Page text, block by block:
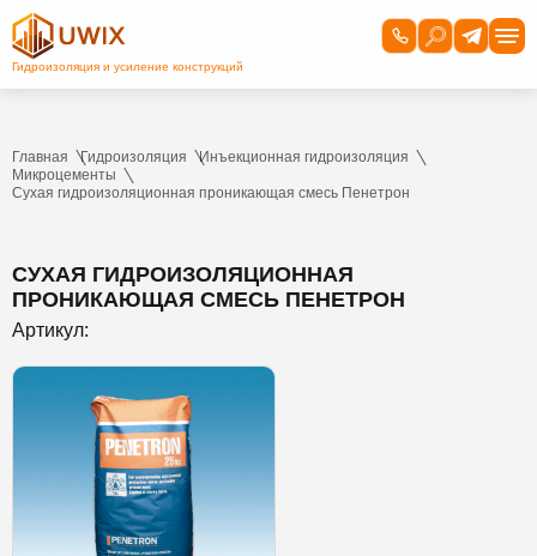
Главная Гидроизоляция
Инъекционная гидроизоляция
Микроцементы
Сухая гидроизоляционная проникающая смесь Пенетрон
СУХАЯ ГИДРОИЗОЛЯЦИОННАЯ
ПРОНИКАЮЩАЯ СМЕСЬ ПЕНЕТРОН
Артикул: